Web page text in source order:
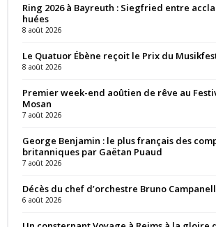
Ring 2026 à Bayreuth : Siegfried entre
huées
8 août 2026
Le Quatuor Ébène reçoit le Prix du
8 août 2026
Premier week-end aoûtien de rêve au
Mosan
7 août 2026
George Benjamin : le plus français des
britanniques par Gaëtan Puaud
7 août 2026
Décès du chef d’orchestre Bruno
6 août 2026